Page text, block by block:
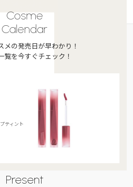
Cosme
Calendar
メの発売日が早わかり！
覧を今すぐチェック！
ティント
Present